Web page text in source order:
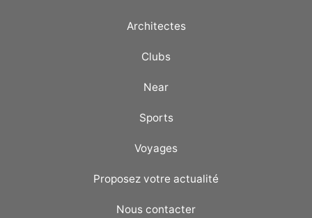
Architectes
Clubs
Near
Sports
Voyages
Proposez votre actualité
Nous contacter